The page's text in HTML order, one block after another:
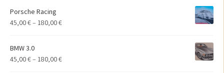
Porsche Racing
45,00€– 180,00€
BMW 3.0
45,00€– 180,00€